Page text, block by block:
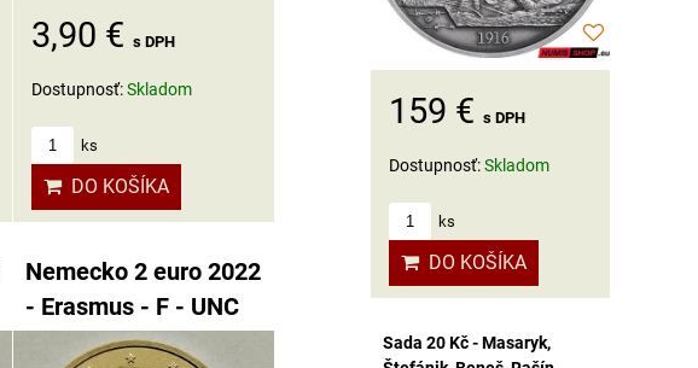
3,90 €s DPH
Dostupnosť:Skladom
ks
DO KOŠÍKA
Nemecko 2 euro 2022
- Erasmus - F - UNC
159 € s DPH
Dostupnosť:Skladom
ks
DO KOŠÍKA
Sada 20 Kč - Masaryk,